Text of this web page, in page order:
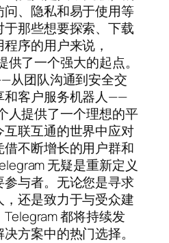
、隐私和易于使用等
那些想要探索、下载
序的用户来说，
供了一个强大的起点。
从团队沟通到安全交
和客户服务机器人——
人提供了一个理想的平
联互通的世界中应对
不断增长的用户群和
无疑是重新定义
与者。无论您是寻求
还是致力于与受众建
都将持续发
方案中的热门选择。